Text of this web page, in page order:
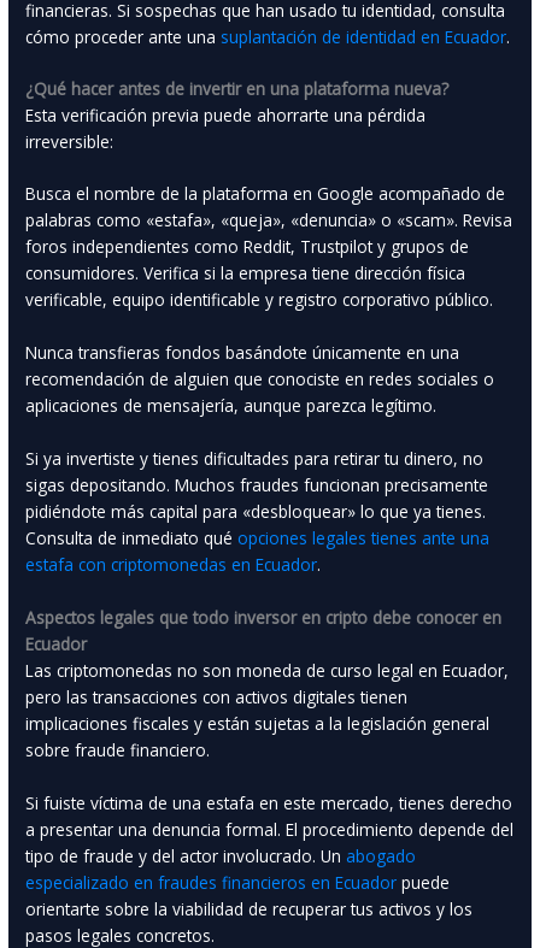
financieras. Si sospechas que han usado tu identidad, consulta
cómo proceder ante una suplantación de identidad en Ecuador.
¿Qué hacer antes de invertir en una plataforma nueva?
Esta verificación previa puede ahorrarte una pérdida
irreversible:
Busca el nombre de la plataforma en Google acompañado de
palabras como «estafa», «queja», «denuncia» o «scam». Revisa
foros independientes como Reddit, Trustpilot y grupos de
consumidores. Verifica si la empresa tiene dirección física
verificable, equipo identificable y registro corporativo público.
Nunca transfieras fondos basándote únicamente en una
recomendación de alguien que conociste en redes sociales o
aplicaciones de mensajería, aunque parezca legítimo.
Si ya invertiste y tienes dificultades para retirar tu dinero, no
sigas depositando. Muchos fraudes funcionan precisamente
pidiéndote más capital para «desbloquear» lo que ya tienes.
Consulta de inmediato quéopciones legales tienes ante una
estafa con criptomonedas en Ecuador.
Aspectos legales que todo inversor en cripto debe conocer en
Ecuador
Las criptomonedas no son moneda de curso legal en Ecuador,
pero las transacciones con activos digitales tienen
implicaciones fiscales y están sujetas a la legislación general
sobre fraude financiero.
Si fuiste víctima de una estafa en este mercado, tienes derecho
a presentar una denuncia formal. El procedimiento depende del
tipo de fraude y del actor involucrado. Unabogado
especializado en fraudes financieros en Ecuador puede
orientarte sobre la viabilidad de recuperar tus activos y los
pasos legales concretos.